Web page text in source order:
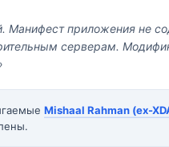
Манифест приложения не
серверам.
Mishaal Rahman (ex-